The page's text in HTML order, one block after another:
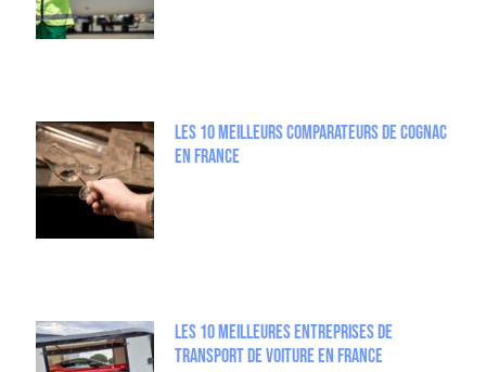
Les 10 meilleurs comparateurs de Cognac
en France
Les 10 Meilleures entreprises de
Transport de Voiture en France